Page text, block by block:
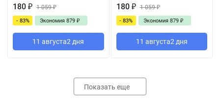
180 ₽ 1 059₽
- 83% Экономия 879 ₽
11 августа2 дня
180 ₽ 1 059₽
- 83% Экономия 879 ₽
11 августа2 дня
Показать еще